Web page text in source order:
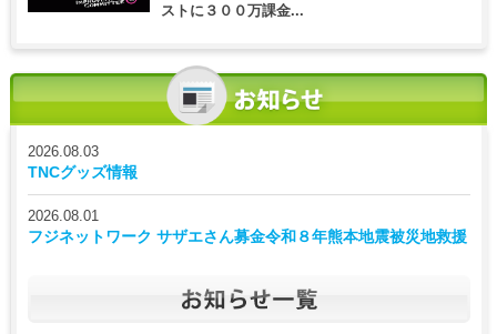
ストに３００万課金...
2026.08.03
TNCグッズ情報
2026.08.01
フジネットワーク サザエさん募金令和８年熊本地震被災地救援